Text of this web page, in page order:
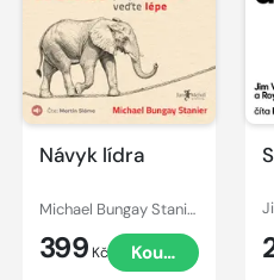
Návyk lídra
Michael Bungay Stanier
399 Kč Koupit